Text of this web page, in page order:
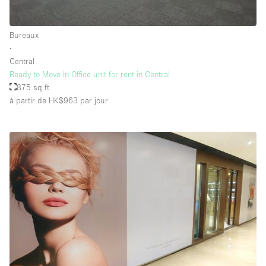
Style Haussmannien
Style Industriel
Surface Habitable
Système de sécurité
Terrace
Toilettes
Water Access
Éclairage
Électricité
Bureaux
∙
Central
Ready to Move In Office unit for rent in Central
875 sq ft
à partir de HK$963 par jour